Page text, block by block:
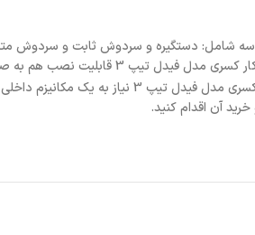
سه شامل: دستگیره و سردوش ثابت و سردوش
را دارد و بازویی دیواری دوش، قابل تعویض با بازویی سقفی می‌باشد.
نصب این محصول مورد استفاده قرار می‌گیرد که شما می‌توانید از طریق این (
آن اقدام کنید.